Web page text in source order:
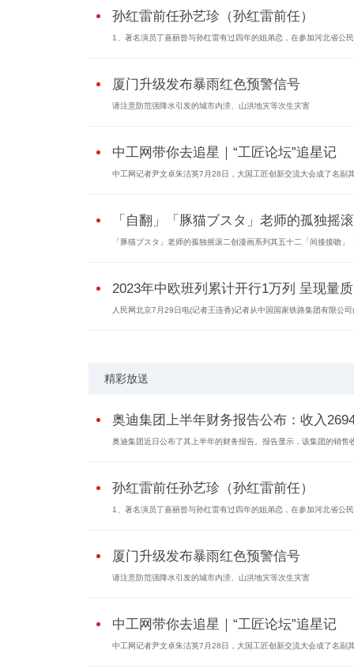
孙红雷前任孙艺珍（孙红雷前任）
1、著名演员丁嘉丽曾与孙红雷有过四年的姐弟恋，在参加河北省公
厦门升级发布暴雨红色预警信号
请注意防范强降水引发的城市内涝、山洪地灾等次生灾害
中工网带你去追星｜“工匠论坛”追星记
中工网记者尹文卓朱洁英7月28日，大国工匠创新交流大会成了名副
「自翻」「豚猫ブスタ」老师的孤独摇
「豚猫ブスタ」老师的孤独摇滚二创漫画系列其五十二「间接接吻」
2023年中欧班列累计开行1万列 呈现量
人民网北京7月29日电(记者王连香)记者从中国国家铁路集团有限公司
精彩放送
奥迪集团上半年财务报告公布：收入
奥迪集团近日公布了其上半年的财务报告。报告显示，该集团的销售
孙红雷前任孙艺珍（孙红雷前任）
1、著名演员丁嘉丽曾与孙红雷有过四年的姐弟恋，在参加河北省公
厦门升级发布暴雨红色预警信号
请注意防范强降水引发的城市内涝、山洪地灾等次生灾害
中工网带你去追星｜“工匠论坛”追星记
中工网记者尹文卓朱洁英7月28日，大国工匠创新交流大会成了名副